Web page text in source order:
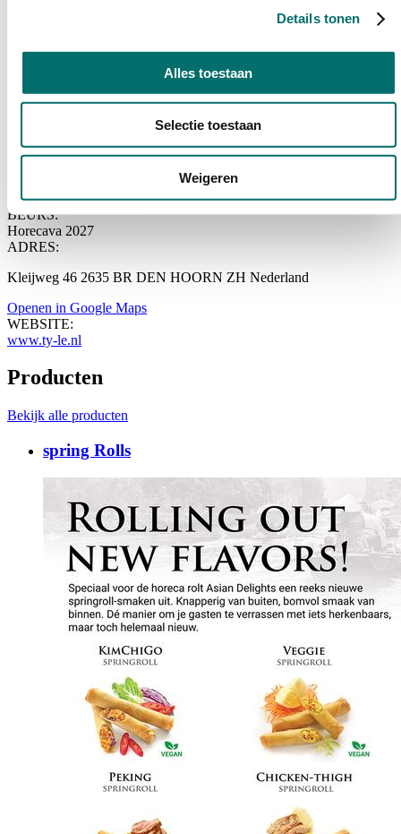
Details tonen
Alles toestaan
Selectie toestaan
Weigeren
hoogwaardige Aziatische snacks. Ons succes hebben we met name
leveren van kwaliteit is ons motto.
08.370
Fast Service / Fast Service:
Diepvries producten, Softijs, Ambachtelijk ijs, IJs garnering
Toon meer
BEURS:
Horecava 2027
ADRES:
Kleijweg 46 2635 BR DEN HOORN ZH Nederland
Openen in Google Maps
WEBSITE:
www.ty-le.nl
Producten
Bekijk alle producten
spring Rolls